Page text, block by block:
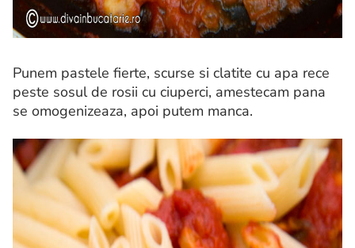
Punem pastele fierte, scurse si clatite cu apa rece
peste sosul de rosii cu ciuperci, amestecam pana
se omogenizeaza, apoi putem manca.